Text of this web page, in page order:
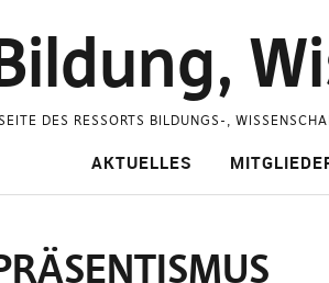
DES RESSORTS BILDUNGS-,
AKTUELLES